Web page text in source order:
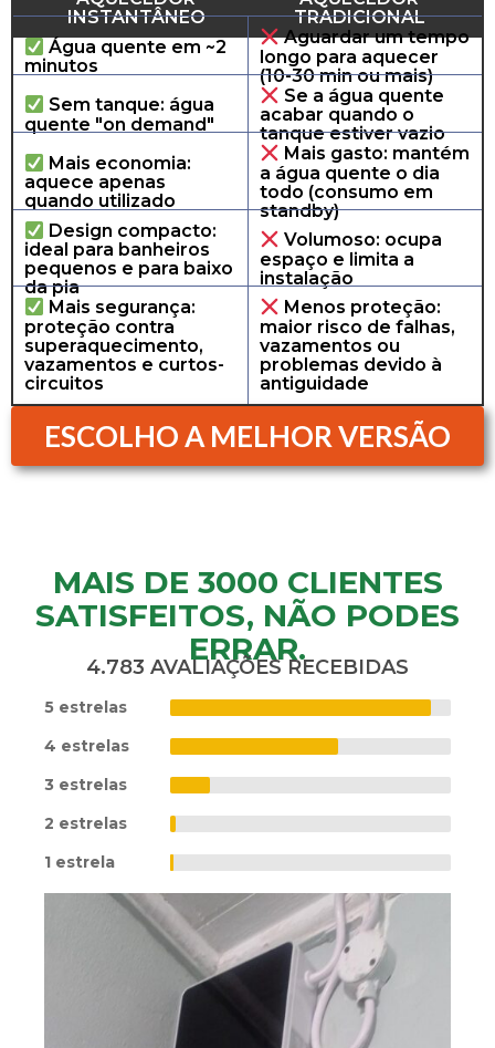
INSTANTÂNEO
TRADICIONAL
Água quente em ~2
minutos
Aguardar um tempo
longo para aquecer
(10-30 min ou mais)
Sem tanque: água
quente "on demand"
Se a água quente
acabar quando o
tanque estiver vazio
Mais economia:
aquece apenas
quando utilizado
Mais gasto: mantém
a água quente o dia
todo (consumo em
standby)
Design compacto:
ideal para banheiros
pequenos e para baixo
da pia
Volumoso: ocupa
espaço e limita a
instalação
Mais segurança:
proteção contra
superaquecimento,
vazamentos e curtos-
circuitos
Menos proteção:
maior risco de falhas,
vazamentos ou
problemas devido à
antiguidade
ESCOLHO A MELHOR VERSÃO
MAIS DE 3000 CLIENTES
SATISFEITOS, NÃO PODES
ERRAR.
4.783 AVALIAÇÕES RECEBIDAS
5 estrelas
4 estrelas
3 estrelas
2 estrelas
1 estrela